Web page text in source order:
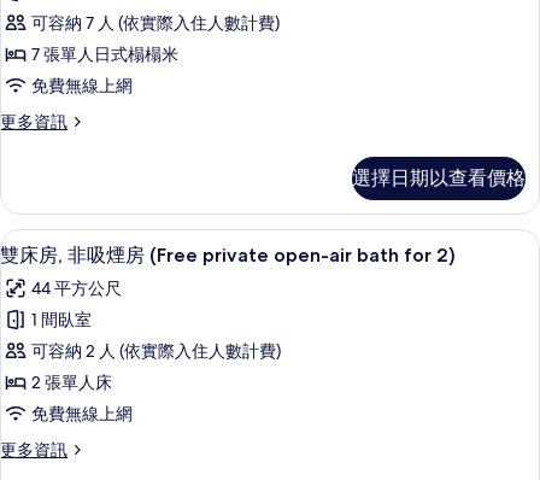
的
所
有
片
style
8
tatami)
的
詳
統
客
房,
非
吸
房
(Japanese-
style,
15
tatami)
的
所
有
片
可容納 7 人 (依實際入住人數計費)
7 張單人日式榻榻米
免費無線上網
更多資訊
更
客
房,
非
煙
房
style,
15
tatami)
的
詳
選擇日期以查看價格
顯
示
雙
床
房,
非
吸
煙
雙床房, 非吸煙房 (Free private
5
雙床房, 非吸煙房 (Free private open-air bath for 2)
44 平方公尺
1 間臥室
可容納 2 人 (依實際入住人數計費)
2 張單人床
免費無線上網
更多資訊
更